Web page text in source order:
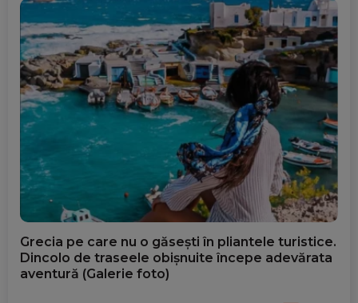
Grecia pe care nu o găsești în pliantele turistice.
Dincolo de traseele obișnuite începe adevărata
aventură (Galerie foto)